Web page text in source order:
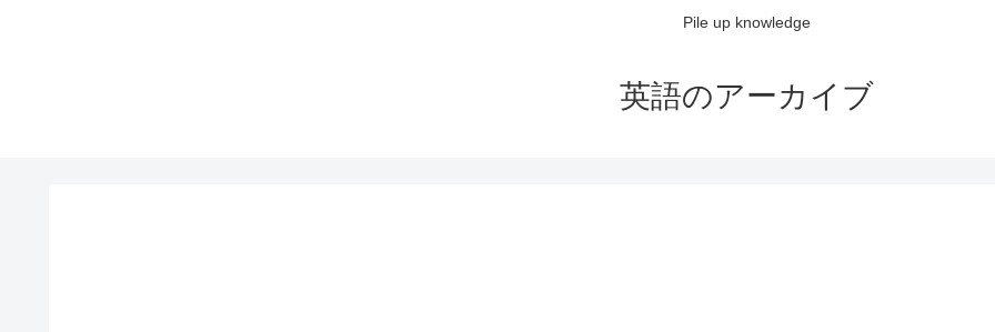
Pile up knowledge
英語のアーカイブ